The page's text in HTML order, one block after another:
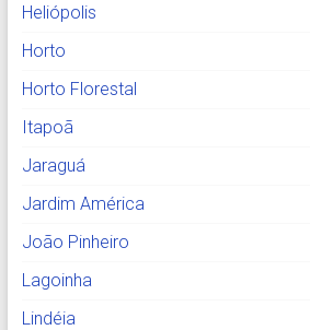
Heliópolis
Horto
Horto Florestal
Itapoã
Jaraguá
Jardim América
João Pinheiro
Lagoinha
Lindéia